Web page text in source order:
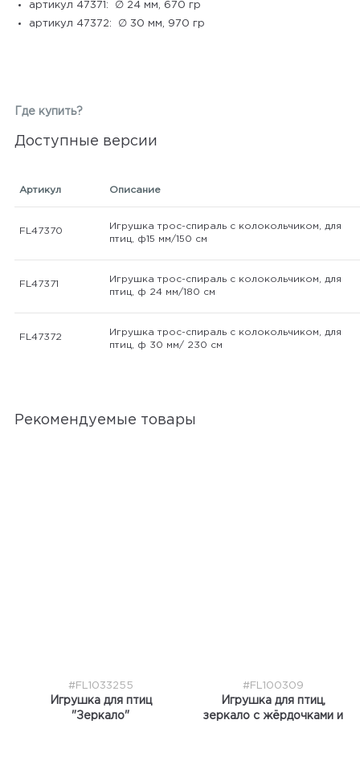
артикул 47371: ∅ 24 мм, 670 гр
артикул 47372: ∅ 30 мм, 970 гр
Где купить?
Доступные версии
Артикул Описание
FL47370
Игрушка трос-спираль с колокольчиком, для
птиц, ф15 мм/150 см
FL47371
Игрушка трос-спираль с колокольчиком, для
птиц, ф 24 мм/180 см
FL47372
Игрушка трос-спираль с колокольчиком, для
птиц, ф 30 мм/ 230 см
Рекомендуемые товары
#FL1033255
Игрушка для птиц
"Зеркало"
#FL100309
Игрушка для птиц,
зеркало с жёрдочками и